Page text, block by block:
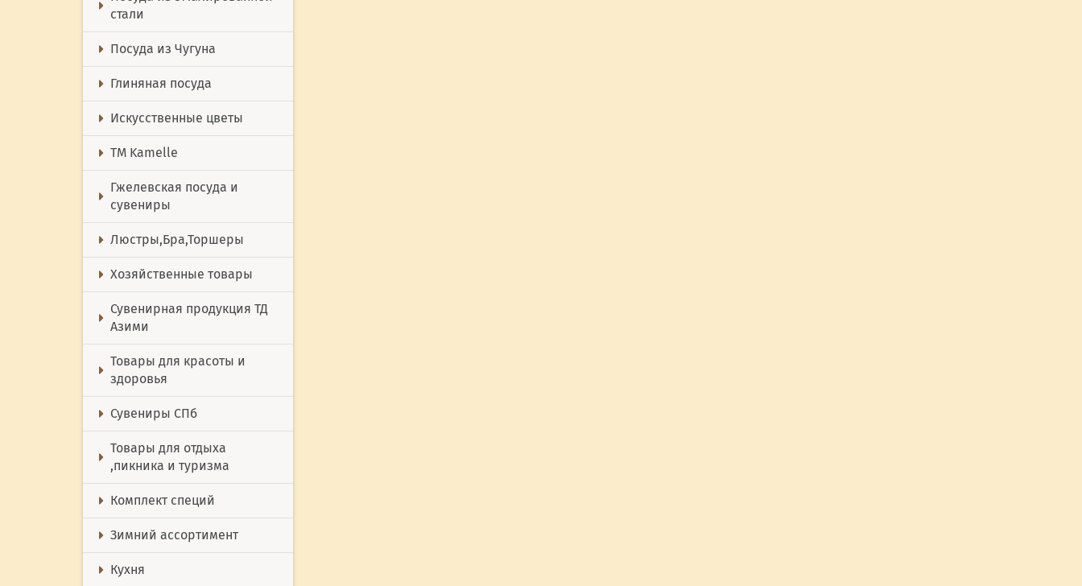
стали
Посуда из Чугуна
Глиняная посуда
Искусственные цветы
ТМ Kamelle
Гжелевская посуда и
сувениры
Люстры,Бра,Торшеры
Хозяйственные товары
Сувенирная продукция ТД
Азими
Товары для красоты и
здоровья
Сувениры СПб
Товары для отдыха
,пикника и туризма
Комплект специй
Зимний ассортимент
Кухня